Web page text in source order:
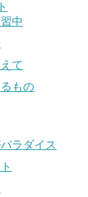
中
て
もの
ラダイス